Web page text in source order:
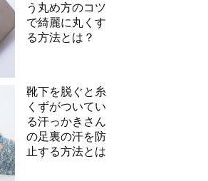
う丸め方のコツ
で綺麗に丸くす
る方法とは？
靴下を脱ぐと糸
くずがついてい
る汗っかきさん
の足裏の汗を防
止する方法とは